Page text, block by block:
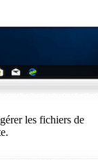
les fichiers de